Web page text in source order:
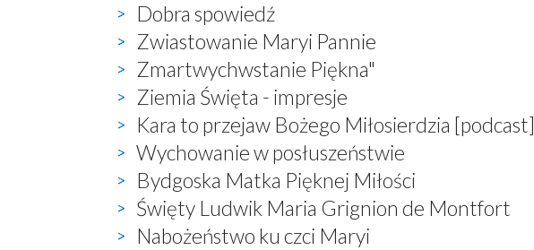
Dobra spowiedź
Zwiastowanie Maryi Pannie
Zmartwychwstanie Piękna"
Ziemia Święta - impresje
Kara to przejaw Bożego Miłosierdzia [podcast]
Wychowanie w posłuszeństwie
Bydgoska Matka Pięknej Miłości
Święty Ludwik Maria Grignion de Montfort
Nabożeństwo ku czci Maryi